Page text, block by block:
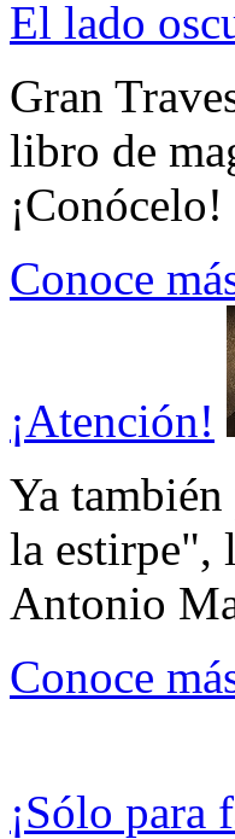
El lado
Gran
libro de
¡Conócelo!
Conoce
¡Atención!
Ya
la estirpe",
Antonio
Conoce
¡Sólo para